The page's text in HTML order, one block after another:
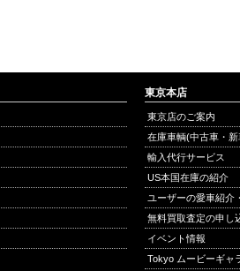
東京本店
東京店のご案内
在庫車輌(中古車・
輸入代行サービス
US本国在庫の紹介
ユーザーの愛車紹介
無料買取査定の申し
イベント情報
Tokyo ムービーギャ